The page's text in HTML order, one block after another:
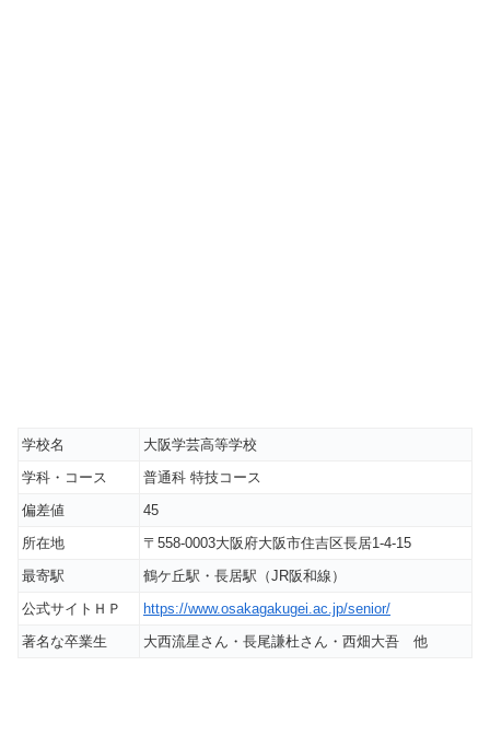
学校名
大阪学芸高等学校
学科・コース
普通科 特技コース
偏差値
45
所在地
〒558-0003大阪府大阪市住吉区長居1-4-15
最寄駅
鶴ケ丘駅・長居駅（JR阪和線）
公式サイトＨＰ
https://www.osakagakugei.ac.jp/senior/
著名な卒業生
大西流星さん・長尾謙杜さん・西畑大吾 他